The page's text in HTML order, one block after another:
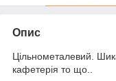
Опис
Цільнометалевий.
кафетерія то що..